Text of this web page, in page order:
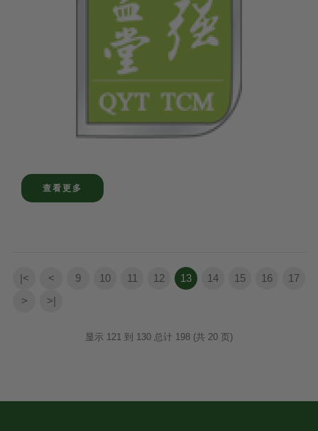
查看更多
|< < 9 10 11 12 13 14 15 16
17
>
>|
显示 121 到 130 总计 198 (共 20 页)